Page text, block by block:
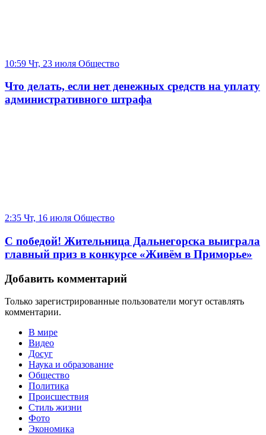
10:59 Чт, 23 июля Общество
Что делать, если нет денежных средств на уплату
административного штрафа
2:35 Чт, 16 июля Общество
С победой! Жительница Дальнегорска выиграла
главный приз в конкурсе «Живём в Приморье»
Добавить комментарий
Только зарегистрированные пользователи могут оставлять
комментарии.
В мире
Видео
Досуг
Наука и образование
Общество
Политика
Происшествия
Стиль жизни
Фото
Экономика